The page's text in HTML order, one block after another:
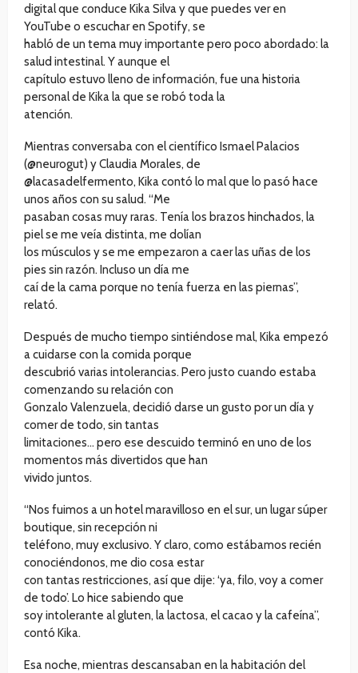
digital que conduce Kika Silva y que puedes ver en
YouTube o escuchar en Spotify, se
habló de un tema muy importante pero poco abordado: la
salud intestinal. Y aunque el
capítulo estuvo lleno de información, fue una historia
personal de Kika la que se robó toda la
atención.
Mientras conversaba con el científico Ismael Palacios
(@neurogut) y Claudia Morales, de
@lacasadelfermento, Kika contó lo mal que lo pasó hace
unos años con su salud. “Me
pasaban cosas muy raras. Tenía los brazos hinchados, la
piel se me veía distinta, me dolían
los músculos y se me empezaron a caer las uñas de los
pies sin razón. Incluso un día me
caí de la cama porque no tenía fuerza en las piernas”,
relató.
Después de mucho tiempo sintiéndose mal, Kika empezó
a cuidarse con la comida porque
descubrió varias intolerancias. Pero justo cuando estaba
comenzando su relación con
Gonzalo Valenzuela, decidió darse un gusto por un día y
comer de todo, sin tantas
limitaciones… pero ese descuido terminó en uno de los
momentos más divertidos que han
vivido juntos.
“Nos fuimos a un hotel maravilloso en el sur, un lugar súper
boutique, sin recepción ni
teléfono, muy exclusivo. Y claro, como estábamos recién
conociéndonos, me dio cosa estar
con tantas restricciones, así que dije: ‘ya, filo, voy a comer
de todo’. Lo hice sabiendo que
soy intolerante al gluten, la lactosa, el cacao y la cafeína”,
contó Kika.
Esa noche, mientras descansaban en la habitación del